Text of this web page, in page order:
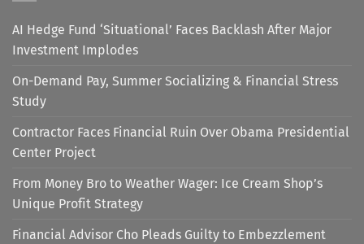
AI Hedge Fund ‘Situational’ Faces Backlash After Major
Investment Implodes
On-Demand Pay, Summer Socializing & Financial Stress
Study
Contractor Faces Financial Ruin Over Obama Presidential
Center Project
From Money Bro to Weather Wager: Ice Cream Shop’s
Unique Profit Strategy
Financial Advisor Cho Pleads Guilty to Embezzlement